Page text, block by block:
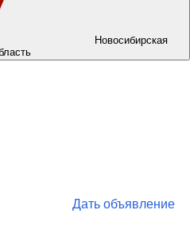
Новосибирская
Дать объявление